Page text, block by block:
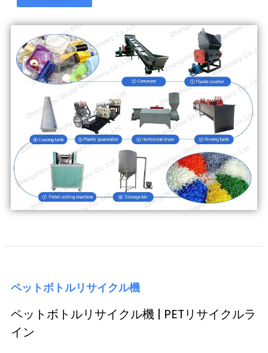
ペットボトルリサイクル機
ペットボトルリサイクル機 | PETリサイクルラ
イン